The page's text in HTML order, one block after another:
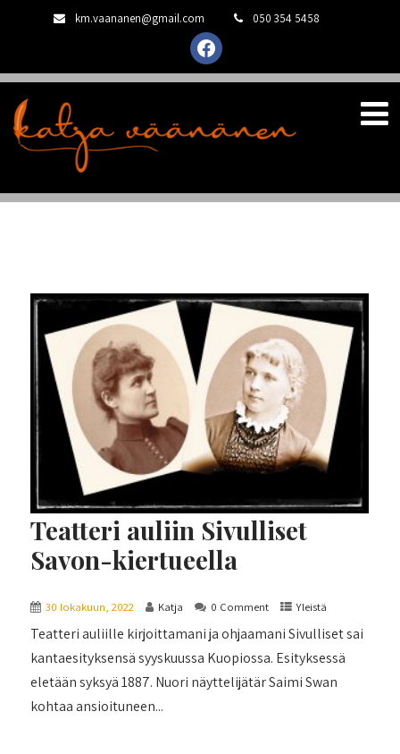
km.vaananen@gmail.com 050 354 5458
facebook
Teatteri auliin Sivulliset
Savon-kiertueella
30 lokakuun, 2022 Katja 0 Comment Yleistä
Teatteri auliille kirjoittamani ja ohjaamani Sivulliset sai
kantaesityksensä syyskuussa Kuopiossa. Esityksessä
eletään syksyä 1887. Nuori näyttelijätär Saimi Swan
kohtaa ansioituneen...